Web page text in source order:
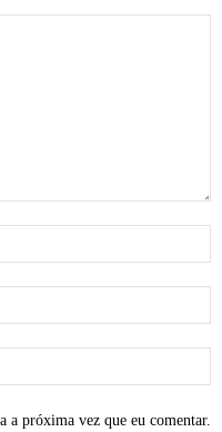
a próxima vez que eu comentar.